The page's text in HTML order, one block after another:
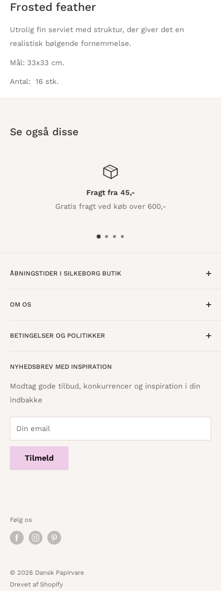
Frosted feather
Utrolig fin serviet med struktur, der giver det en
realistisk bølgende fornemmelse.
Mål: 33x33 cm.
Antal: 16 stk.
Se også disse
køb over 600,-
ÅBNINGSTIDER I SILKEBORG BUTIK
Fredag · 10:00 - 18:00
Vestergade 8
Tlf.: 86 82 09 25
Telefontid hverdage · 10:00 - 17:00
OM OS
Find butik
BETINGELSER OG POLITIKKER
Tilbagebetalingspolitik
Cookie- og privatlivspolitik
Servicevilkår
NYHEDSBREV MED INSPIRATION
Modtag gode tilbud, konkurrencer og inspiration i din
indbakke
Din email
Tilmeld
Følg os
© 2026 Dansk Papirvare
Drevet af Shopify